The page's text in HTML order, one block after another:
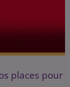
places pour